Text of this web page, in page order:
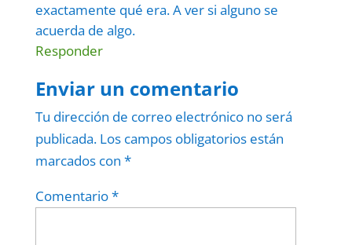
exactamente qué era. A ver si alguno se
acuerda de algo.
Responder
Enviar un comentario
Tu dirección de correo electrónico no será
publicada. Los campos obligatorios están
marcados con *
Comentario*